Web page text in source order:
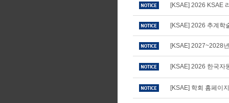
[KSAE] 2026 KSAE
[KSAE] 2026 추계학
[KSAE] 2027~2028
[KSAE] 2026 한국자
[KSAE] 학회 홈페이